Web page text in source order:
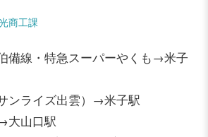
商工課
備線・特急スーパーやくも→米子
ンライズ出雲）→米子駅
大山口駅